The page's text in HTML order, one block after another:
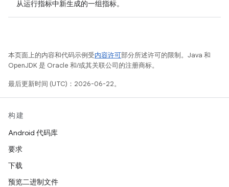
从运行指标中新生成的一组指标。
本页面上的内容和代码示例受内容许可部分所述许可的限制。Java 和
OpenJDK 是 Oracle 和/或其关联公司的注册商标。
最后更新时间 (UTC)：2026-06-22。
构建
Android 代码库
要求
下载
预览二进制文件